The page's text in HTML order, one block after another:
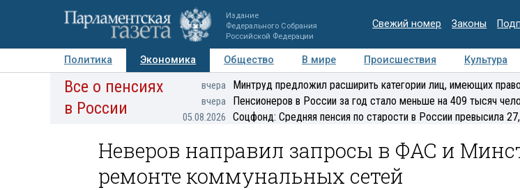
Издание
Федерального Собрания
Российской Федерации
Свежий номер Законы
Политика Экономика Общество В мире Происшествия Культура
Авторы Персоны Мнения Регионы Медиацентр Интервью
Все о пенсиях
в России
вчера Минтруд предложил расширить категории лиц, имеющих
вчера Пенсионеров в России за год стало меньше на 409 тысяч
05.08.2026 Соцфонд: Средняя пенсия по старости в России превысила
Неверов направил запросы в ФАС и
ремонте коммунальных сетей